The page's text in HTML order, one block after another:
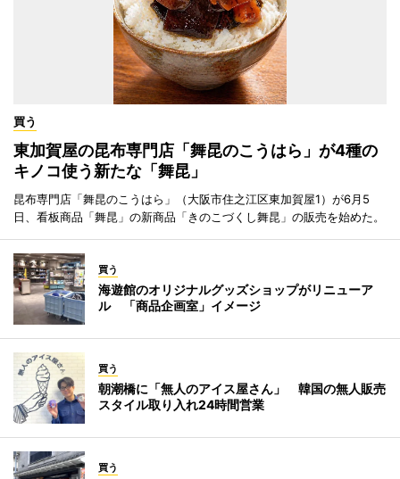
買う
東加賀屋の昆布専門店「舞昆のこうはら」が4種の
キノコ使う新たな「舞昆」
昆布専門店「舞昆のこうはら」（大阪市住之江区東加賀屋1）が6月5
日、看板商品「舞昆」の新商品「きのこづくし舞昆」の販売を始めた。
買う
海遊館のオリジナルグッズショップがリニューア
ル 「商品企画室」イメージ
買う
朝潮橋に「無人のアイス屋さん」 韓国の無人販売
スタイル取り入れ24時間営業
買う